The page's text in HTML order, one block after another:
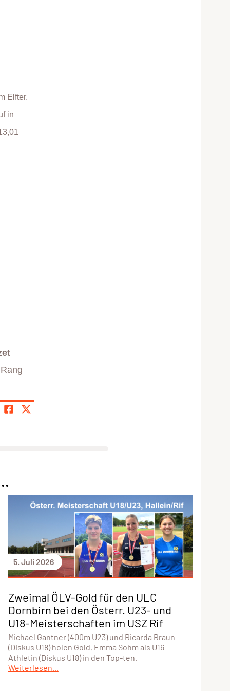
Elfter.
in
5. Juli 2026
Zweimal ÖLV-Gold für den ULC
Dornbirn bei den Österr. U23- und
U18-Meisterschaften im USZ Rif
Michael Gantner (400m U23) und Ricarda Braun
(Diskus U18) holen Gold, Emma Sohm als U16-
Athletin (Diskus U18) in den Top-ten.
Weiterlesen...